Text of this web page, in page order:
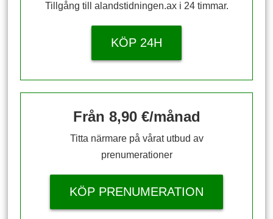
Tillgång till alandstidningen.ax i 24 timmar.
KÖP 24H
Från 8,90 €/månad
Titta närmare på vårat utbud av
prenumerationer
KÖP PRENUMERATION